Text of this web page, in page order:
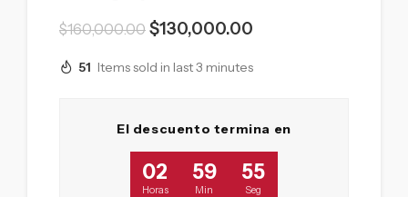
$160,000.00 $130,000.00
51 Items sold in last 3 minutes
El descuento termina en
02
Horas
59
Min
54
Seg